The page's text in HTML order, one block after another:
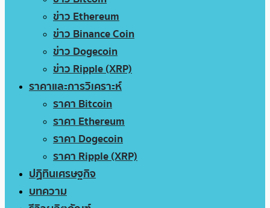
ข่าว Ethereum
ข่าว Binance Coin
ข่าว Dogecoin
ข่าว Ripple (XRP)
ราคาและการวิเคราะห์
ราคา Bitcoin
ราคา Ethereum
ราคา Dogecoin
ราคา Ripple (XRP)
ปฏิทินเศรษฐกิจ
บทความ